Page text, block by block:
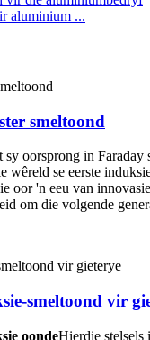
aluminium ...
smeltoond
oorsprong in
wêreld se eerste
oor 'n eeu van
om die volgende
smeltoond vir
oondeHierdie stelsels